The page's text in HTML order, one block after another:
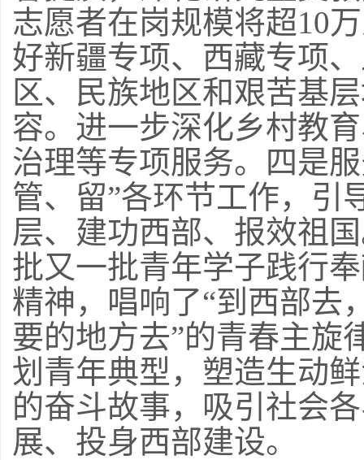
志愿者在岗规模将超10
好新疆专项、西藏专项
区、民族地区和艰苦基
容。进一步深化乡村教
治理等专项服务。四是
管、留”各环节工作，引
层、建功西部、报效祖
批又一批青年学子践行
精神，唱响了“到西部去
要的地方去”的青春主旋
划青年典型，塑造生动
的奋斗故事，吸引社会
展、投身西部建设。